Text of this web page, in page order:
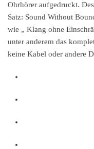
Ohrhörer aufgedruckt.
Satz: Sound Without
wie „ Klang ohne
unter anderem das
keine Kabel oder andere